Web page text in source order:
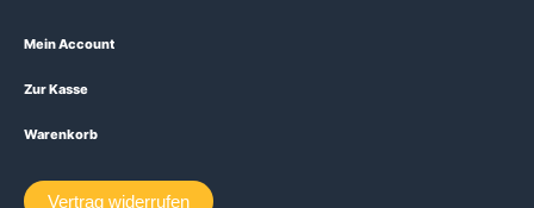
Mein Account
Zur Kasse
Warenkorb
Vertrag widerrufen